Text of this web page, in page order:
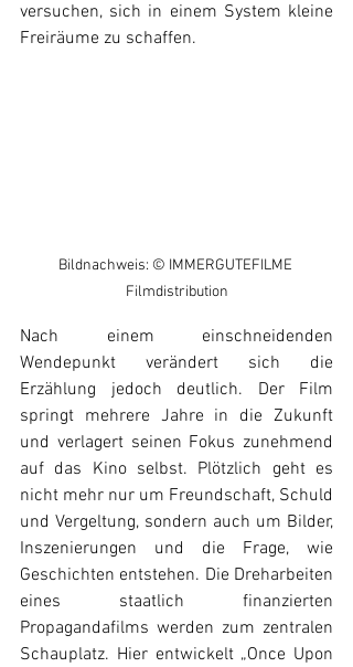
versuchen, sich in einem System kleine
Freiräume zu schaffen.
Bildnachweis: © IMMERGUTEFILME
Filmdistribution
Nach einem einschneidenden
Wendepunkt verändert sich die
Erzählung jedoch deutlich. Der Film
springt mehrere Jahre in die Zukunft
und verlagert seinen Fokus zunehmend
auf das Kino selbst. Plötzlich geht es
nicht mehr nur um Freundschaft, Schuld
und Vergeltung, sondern auch um Bilder,
Inszenierungen und die Frage, wie
Geschichten entstehen. Die Dreharbeiten
eines staatlich finanzierten
Propagandafilms werden zum zentralen
Schauplatz. Hier entwickelt „Once Upon